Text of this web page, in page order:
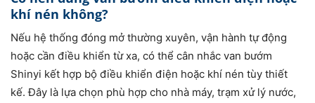
khí nén không?
Nếu hệ thống đóng mở thường xuyên, vận hành tự động
hoặc cần điều khiển từ xa, có thể cân nhắc van bướm
Shinyi kết hợp bộ điều khiển điện hoặc khí nén tùy thiết
kế. Đây là lựa chọn phù hợp cho nhà máy, trạm xử lý nước,